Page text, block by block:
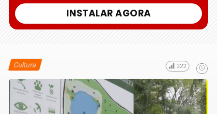
INSTALAR AGORA
Cultura 322